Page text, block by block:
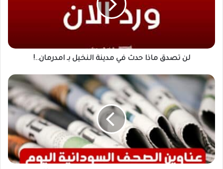
امدرمان..!
لن تصدق ماذا حدث في مدينة النخيل بـ امدرمان..!
عناوين
الصحف
السودانية
الصادرة
اليوم
الجمعة
12
سبتمبر
2025م